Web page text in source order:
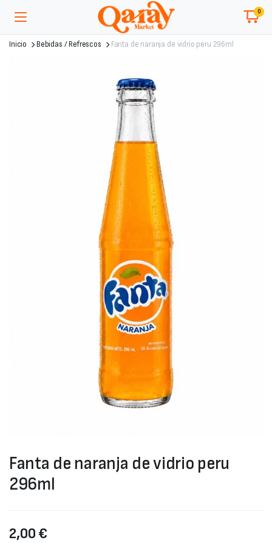
0
Inicio Bebidas / Refrescos Fanta de naranja de vidrio peru 296ml
Fanta de naranja de vidrio peru
296ml
2,00€